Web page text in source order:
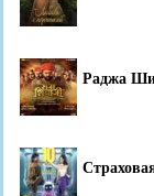
Раджа